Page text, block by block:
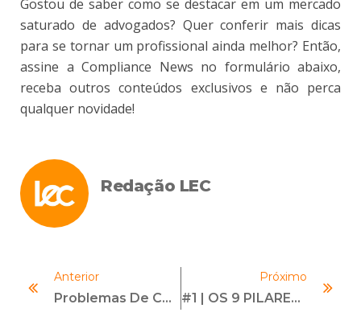
Gostou de saber como se destacar em um mercado
saturado de advogados? Quer conferir mais dicas
para se tornar um profissional ainda melhor? Então,
assine a Compliance News no formulário abaixo,
receba outros conteúdos exclusivos e não perca
qualquer novidade!
Redação LEC
Anterior
Problemas De Compliance Em Fusões E Aquisições
Próximo
#1 | OS 9 PILARES DO PROGRAMA DE COMPLIANCE | Com Daniel Sibille